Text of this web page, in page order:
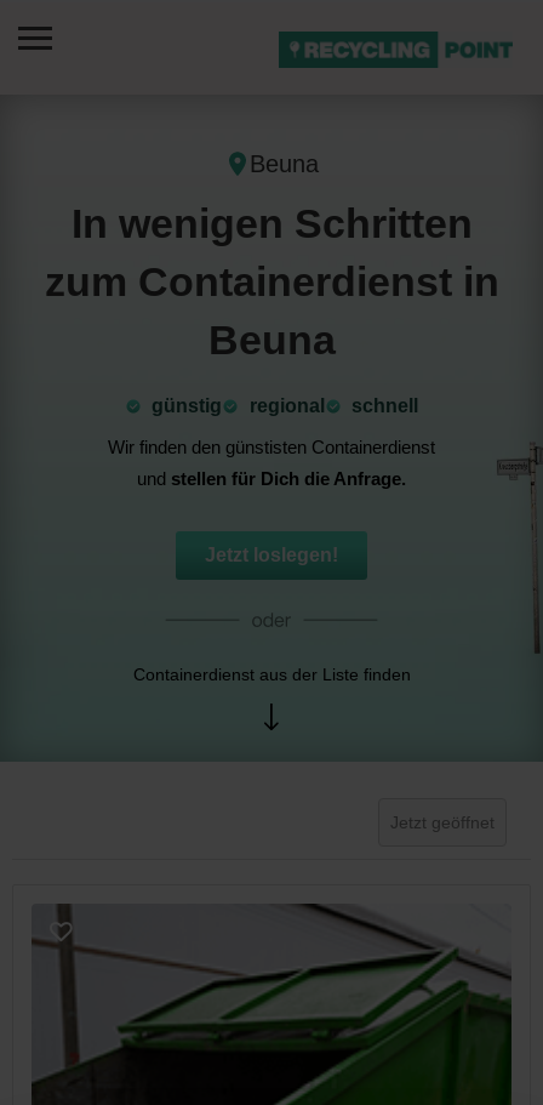
Beuna
In wenigen Schritten
zum Containerdienst in
Beuna
günstig ⁠regional
schnell
Wir finden den günstisten Containerdienst
und stellen für Dich die Anfrage.
Jetzt loslegen!
Containerdienst aus der Liste finden
Jetzt geöffnet